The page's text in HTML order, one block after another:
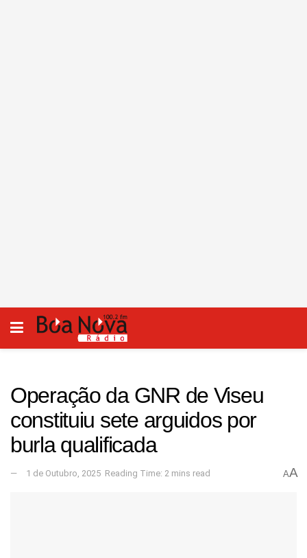
Operação da GNR de Viseu
constituiu sete arguidos por
burla qualificada
1 de Outubro, 2025 Reading Time: 2 mins read AA